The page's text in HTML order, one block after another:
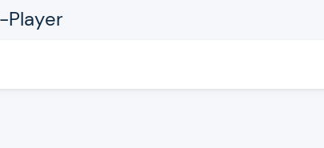
​Player